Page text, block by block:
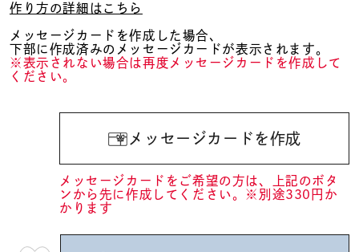
作り方の詳細はこちら
メッセージカードを作成した場合、
下部に作成済みのメッセージカードが表示されます。
※表示されない場合は再度メッセージカードを作成して
ください。
メッセージカードを作成
メッセージカードをご希望の方は、上記のボタ
ンから先に作成してください。※別途330円か
かります